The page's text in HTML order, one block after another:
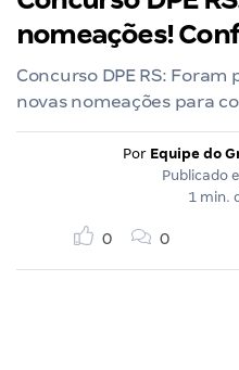
nomeações!
Concurso DPE RS:
novas nomeações para
Por Equipe do
Publicado
1 min.
0 0